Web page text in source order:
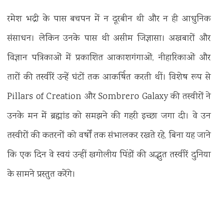
रमेश भद्री के पास बचपन में न दूरबीन थी और न ही आधुनिक
संसाधन। लेकिन उनके पास थी असीम जिज्ञासा। अखबारों और
विज्ञान पत्रिकाओं में प्रकाशित आकाशगंगाओं, नीहारिकाओं और
तारों की तस्वीरें उन्हें घंटों तक आकर्षित करती थीं। विशेष रूप से
Pillars of Creation और Sombrero Galaxy की तस्वीरों ने
उनके मन में ब्रह्मांड को समझने की गहरी इच्छा जगा दी। वे उन
तस्वीरों की कतरनों को वर्षों तक संभालकर रखते रहे, बिना यह जाने
कि एक दिन वे स्वयं उन्हीं खगोलीय पिंडों की अद्भुत तस्वीरें दुनिया
के सामने प्रस्तुत करेंगे।